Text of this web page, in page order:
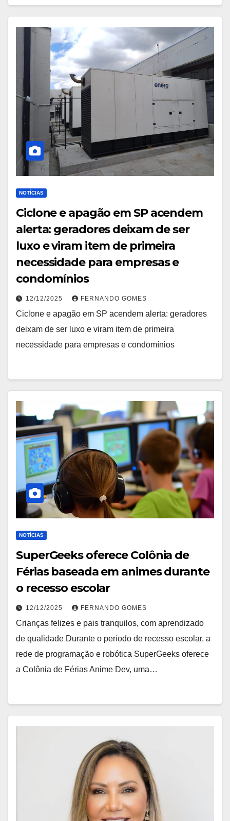
NOTÍCIAS
Ciclone e apagão em SP acendem
alerta: geradores deixam de ser
luxo e viram item de primeira
necessidade para empresas e
condomínios
12/12/2025 FERNANDO GOMES
Ciclone e apagão em SP acendem alerta: geradores
deixam de ser luxo e viram item de primeira
necessidade para empresas e condomínios
NOTÍCIAS
SuperGeeks oferece Colônia de
Férias baseada em animes durante
o recesso escolar
12/12/2025 FERNANDO GOMES
Crianças felizes e pais tranquilos, com aprendizado
de qualidade Durante o período de recesso escolar, a
rede de programação e robótica SuperGeeks oferece
a Colônia de Férias Anime Dev, uma…